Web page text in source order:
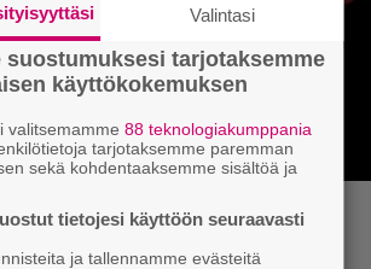
25 vuotta: nappaa nyt
Recon: Future Soldier
Valintasi
suostumuksesi tarjotaksemme
käyttökokemuksen
valitsemamme88 teknologiakumppania
tarjotaksemme paremman
sekä kohdentaaksemme sisältöä ja
tietojesi käyttöön seuraavasti
ja tallennamme evästeitä